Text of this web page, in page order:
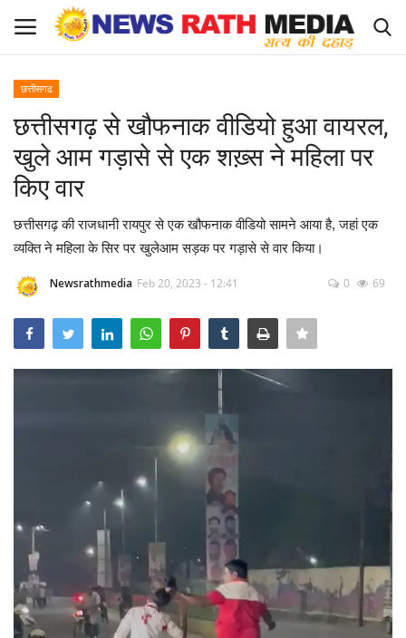
About Us
Apply for News Rath Media ID Card
देश
ज्योतिष
फेक न्यूज एक्सपोज
टेक & ऑटो
वीमन
करियर
छत्तीसगढ
छत्तीसगढ़ से खौफनाक वीडियो हुआ वायरल,
खुले आम गड़ासे से एक शख़्स ने महिला पर
किए वार
छत्तीसगढ़ की राजधानी रायपुर से एक खौफनाक वीडियो सामने आया है, जहां एक
व्यक्ति ने महिला के सिर पर खुलेआम सड़क पर गड़ासे से वार किया।
Newsrathmedia Feb 20, 2023 - 12:41 0 69